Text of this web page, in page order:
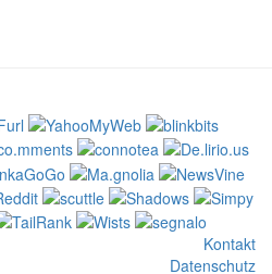
Kontakt
Datenschutz